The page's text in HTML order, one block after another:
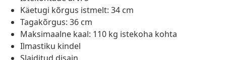
Käetugi kõrgus istmelt: 34 cm
Tagakõrgus: 36 cm
Maksimaalne kaal: 110 kg istekoha kohta
Ilmastiku kindel